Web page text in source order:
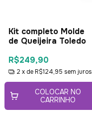
Kit completo Molde
de Queijeira Toledo
R$249,90
2 x de R$124,95 sem juros
COLOCAR NO
CARRINHO